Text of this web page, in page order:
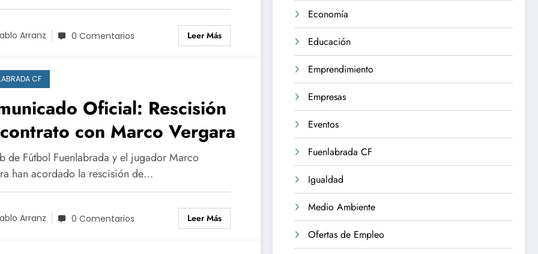
Arranz 0 Comentarios Leer Más
CF
Oficial: Rescisión
con Marco Vergara
de Fútbol Fuenlabrada y el jugador Marco
han acordado la rescisión de…
Arranz 0 Comentarios Leer Más
Economía
Educación
Emprendimiento
Empresas
Eventos
Fuenlabrada CF
Igualdad
Medio Ambiente
Ofertas de Empleo